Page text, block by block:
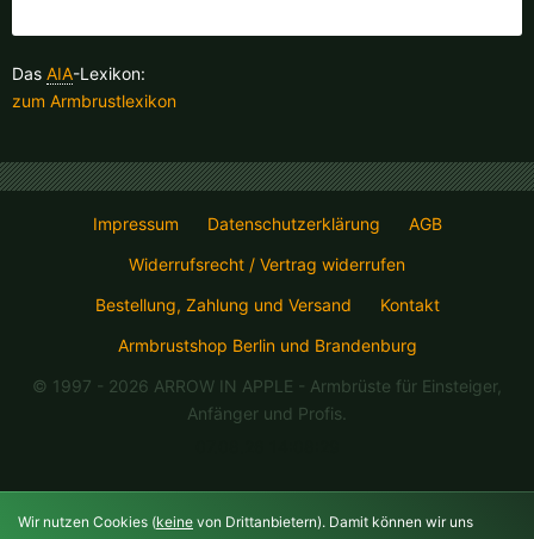
Das AIA-Lexikon:
zum Armbrustlexikon
Italien |€
Niederlande |€ Österreich |€
Portugal | Schweden |
Schweiz |Fr. Slowakei |€
Slowenien |€ Spanien |€
Ungarn |
Impressum Datenschutzerklärung
AGB
Widerrufsrecht / Vertrag widerrufen
Bestellung, Zahlung und Versand
Kontakt
Armbrustshop Berlin und Brandenburg
© 1997 - 2026 ARROW IN APPLE - Armbrüste für Einsteiger,
Anfänger und Profis.
Wir nutzen Cookies (keine von Drittanbietern). Damit können wir uns